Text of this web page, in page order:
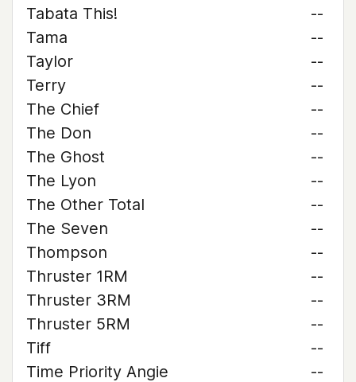
Tabata This!
--
Tama
--
Taylor
--
Terry
--
The Chief
--
The Don
--
The Ghost
--
The Lyon
--
The Other Total
--
The Seven
--
Thompson
--
Thruster 1RM
--
Thruster 3RM
--
Thruster 5RM
--
Tiff
--
Time Priority Angie
--